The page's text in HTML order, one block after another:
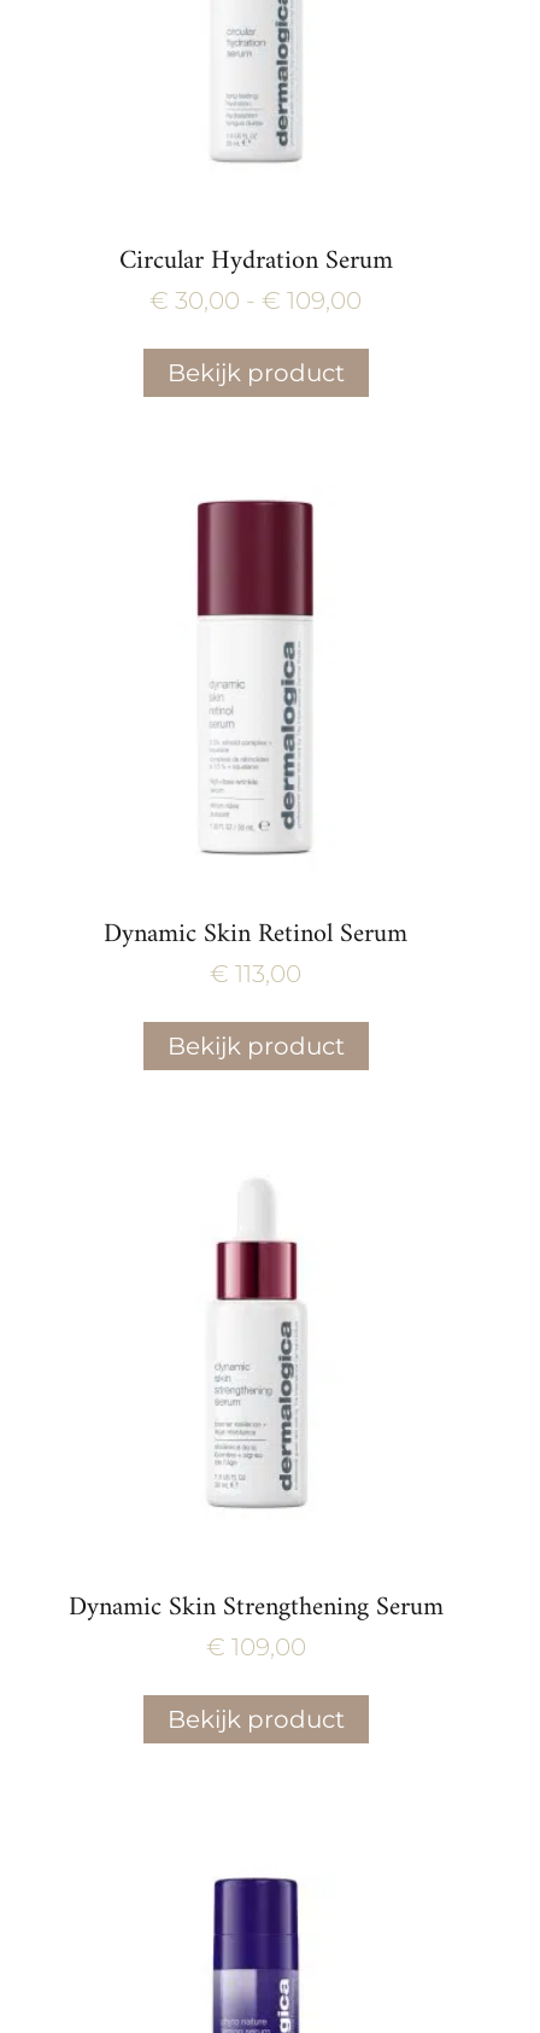
Circular Hydration Serum
€ 30,00 - € 109,00
€ 30,00
tot
Bekijk product
Dynamic Skin Retinol Serum
€ 113,00
Bekijk product
Dynamic Skin Strengthening Serum
€ 109,00
Bekijk product